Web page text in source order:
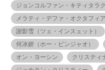
ジョンコルファン・キティタラ
メラティ・デファ・オクタフィ
謝影雪（ツェ・インスェット）
何冰娇（ホー・ビンジャオ）
オン・ヨーシン
クリスティ